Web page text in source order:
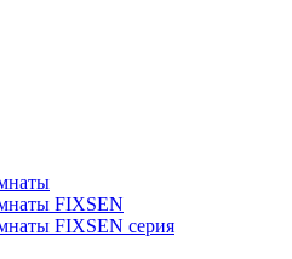
FIXSEN
FIXSEN серия
и измерений